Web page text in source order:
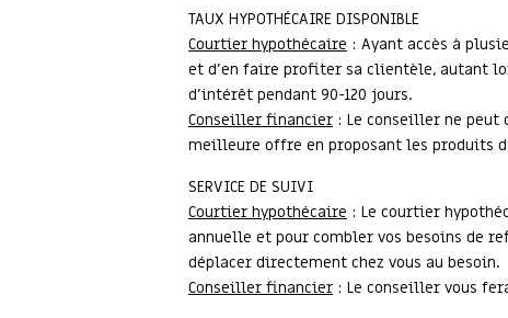
TAUX HYPOTHÉCAIRE DISPONIBLE
Courtier hypothécaire : Ayant accès à
et d’en faire profiter sa clientèle, autant
d’intérêt pendant 90-120 jours.
Conseiller financier : Le conseiller ne peut
meilleure offre en proposant les produits
SERVICE DE SUIVI
Courtier hypothécaire : Le courtier
annuelle et pour combler vos besoins de
déplacer directement chez vous au besoin.
Conseiller financier : Le conseiller vous